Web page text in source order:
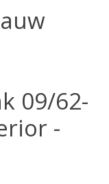
09/62-
-